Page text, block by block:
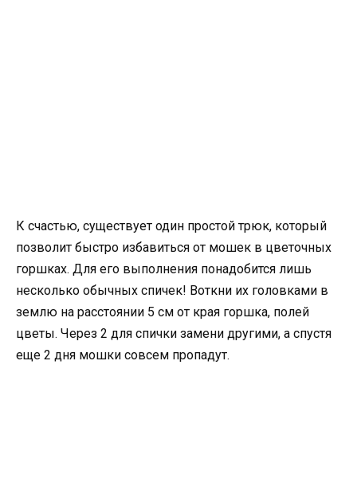
К счастью, существует один простой трюк, который
позволит быстро избавиться от мошек в цветочных
горшках. Для его выполнения понадобится лишь
несколько обычных спичек! Воткни их головками в
землю на расстоянии 5 см от края горшка, полей
цветы. Через 2 для спички замени другими, а спустя
еще 2 дня мошки совсем пропадут.